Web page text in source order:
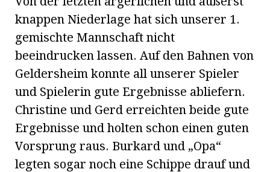
knappen Niederlage hat sich unserer 1.
gemischte Mannschaft nicht
beeindrucken lassen. Auf den Bahnen von
Geldersheim konnte all unserer Spieler
und Spielerin gute Ergebnisse abliefern.
Christine und Gerd erreichten beide gute
Ergebnisse und holten schon einen guten
Vorsprung raus. Burkard und „Opa“
legten sogar noch eine Schippe drauf und